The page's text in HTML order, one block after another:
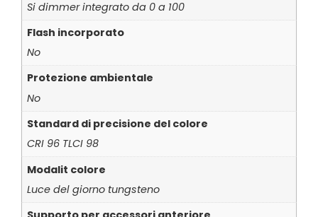
Si dimmer integrato da 0 a 100
Flash incorporato
No
Protezione ambientale
No
Standard di precisione del colore
CRI 96 TLCI 98
Modalit colore
Luce del giorno tungsteno